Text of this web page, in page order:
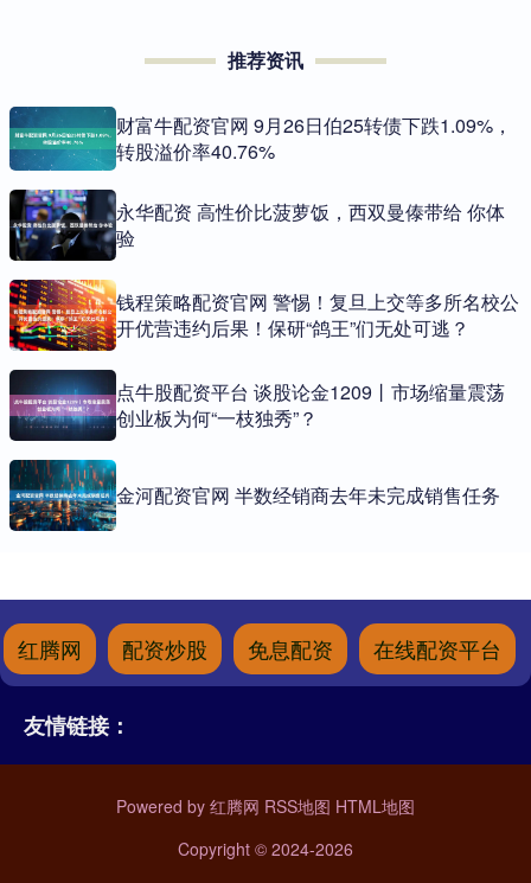
推荐资讯
财富牛配资官网 9月26日伯25转债下跌1.09%，
转股溢价率40.76%
永华配资 高性价比菠萝饭，西双曼傣带给 你体
验
钱程策略配资官网 警惕！复旦上交等多所名校公
开优营违约后果！保研“鸽王”们无处可逃？
点牛股配资平台 谈股论金1209丨市场缩量震荡
创业板为何“一枝独秀”？
金河配资官网 半数经销商去年未完成销售任务
红腾网 配资炒股 免息配资 在线配资平台
友情链接：
Powered by 红腾网 RSS地图 HTML地图
Copyright © 2024-2026